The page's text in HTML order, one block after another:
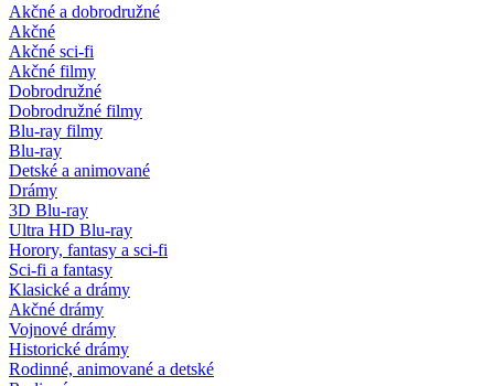
Akčné a dobrodružné
Akčné
Akčné sci-fi
Akčné filmy
Dobrodružné
Dobrodružné filmy
Blu-ray filmy
Blu-ray
Detské a animované
Drámy
3D Blu-ray
Ultra HD Blu-ray
Horory, fantasy a sci-fi
Sci-fi a fantasy
Klasické a drámy
Akčné drámy
Vojnové drámy
Historické drámy
Rodinné, animované a detské